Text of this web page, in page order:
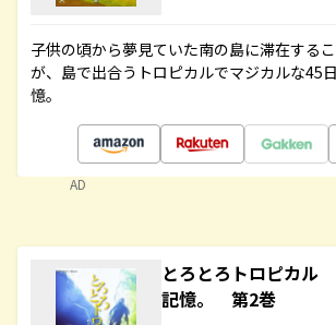
子供の頃から夢見ていた南の島に滞在する
が、島で出合うトロピカルでマジカルな45
憶。
AD
とろとろトロピカル
記憶。 第2巻